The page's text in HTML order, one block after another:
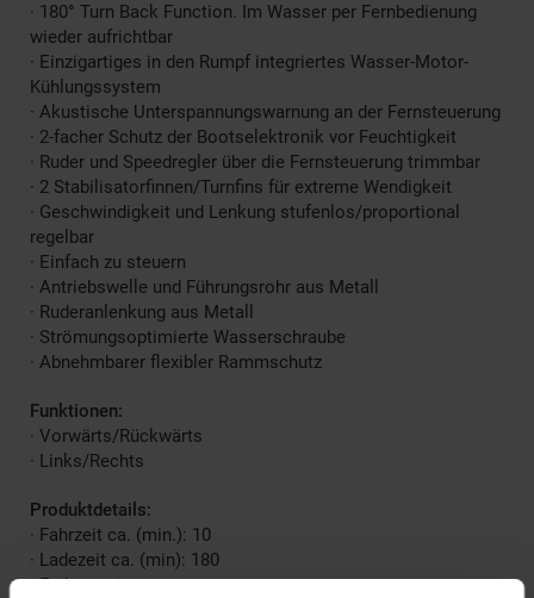
· 180° Turn Back Function. Im Wasser per Fernbedienung
wieder aufrichtbar
· Einzigartiges in den Rumpf integriertes Wasser-Motor-
Kühlungssystem
· Akustische Unterspannungswarnung an der Fernsteuerung
· 2-facher Schutz der Bootselektronik vor Feuchtigkeit
· Ruder und Speedregler über die Fernsteuerung trimmbar
· 2 Stabilisatorfinnen/Turnfins für extreme Wendigkeit
· Geschwindigkeit und Lenkung stufenlos/proportional
regelbar
· Einfach zu steuern
· Antriebswelle und Führungsrohr aus Metall
· Ruderanlenkung aus Metall
· Strömungsoptimierte Wasserschraube
· Abnehmbarer flexibler Rammschutz
Funktionen:
· Vorwärts/Rückwärts
· Links/Rechts
Produktdetails:
· Fahrzeit ca. (min.): 10
· Ladezeit ca. (min): 180
· Farbe: weiss